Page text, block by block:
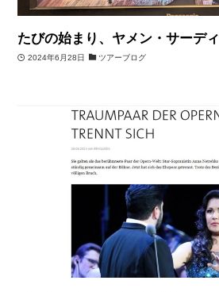
たびの始まり、ヤメン・サーディ
2024年6月28日 ツアーブログ